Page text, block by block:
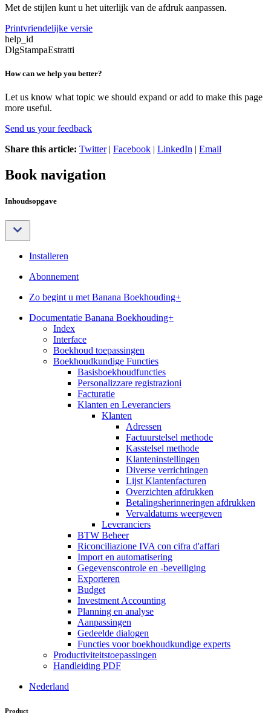
Met de stijlen kunt u het uiterlijk van de afdruk aanpassen.
Printvriendelijke versie
help_id
DlgStampaEstratti
How can we help you better?
Let us know what topic we should expand or add to make this page
more useful.
Send us your feedback
Share this article: Twitter| Facebook | LinkedIn | Email
Book navigation
Inhoudsopgave
Installeren
Abonnement
Zo begint u met Banana Boekhouding+
Documentatie Banana Boekhouding+
Index
Interface
Boekhoud toepassingen
Boekhoudkundige Functies
Basisboekhoudfuncties
Personalizzare registrazioni
Facturatie
Klanten en Leveranciers
Klanten
Adressen
Factuurstelsel methode
Kasstelsel methode
Klanteninstellingen
Diverse verrichtingen
Lijst Klantenfacturen
Overzichten afdrukken
Betalingsherinneringen afdrukken
Vervaldatums weergeven
Leveranciers
BTW Beheer
Riconciliazione IVA con cifra d'affari
Import en automatisering
Gegevenscontrole en -beveiliging
Exporteren
Budget
Investment Accounting
Planning en analyse
Aanpassingen
Gedeelde dialogen
Functies voor boekhoudkundige experts
Productiviteitstoepassingen
Handleiding PDF
Nederland
Product